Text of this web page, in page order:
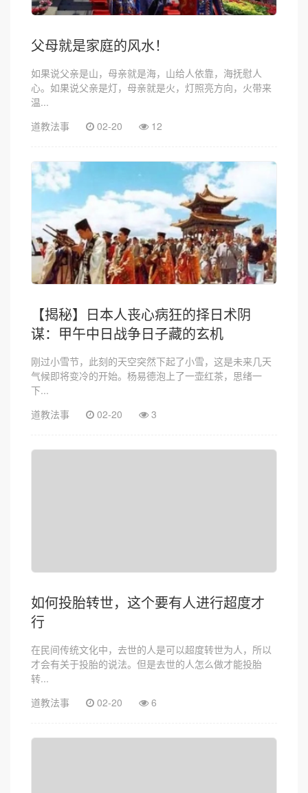
父母就是家庭的风水！
如果说父亲是山，母亲就是海，山给人依靠，海抚慰人
心。如果说父亲是灯，母亲就是火，灯照亮方向，火带来
温...
道教法事
02-20 12
【揭秘】日本人丧心病狂的择日术阴
谋：甲午中日战争日子藏的玄机
刚过小雪节，此刻的天空突然下起了小雪，这是未来几天
气候即将变冷的开始。杨易德泡上了一壶红茶，思绪一
下...
道教法事
02-20 3
如何投胎转世，这个要有人进行超度才
行
在民间传统文化中，去世的人是可以超度转世为人，所以
才会有关于投胎的说法。但是去世的人怎么做才能投胎
转...
道教法事
02-20 6